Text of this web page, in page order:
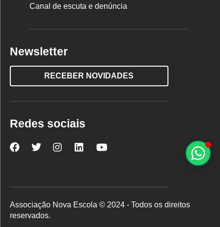
Canal de escuta e denúncia
Newsletter
RECEBER NOVIDADES
Redes sociais
Nova
Facebook
Nova
Twitter
Nova
Instagram
Nova
LinkedInYouTube
Associação Nova Escola © 2024 - Todos os direitos
reservados.